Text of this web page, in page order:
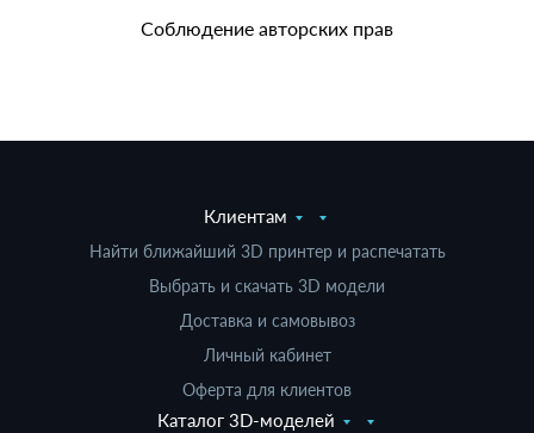
Соблюдение авторских прав
Клиентам
Найти ближайший 3D принтер и распечатать
Выбрать и скачать 3D модели
Доставка и самовывоз
Личный кабинет
Оферта для клиентов
Каталог 3D-моделей